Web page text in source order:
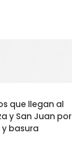
que llegan al
y San Juan por
basura